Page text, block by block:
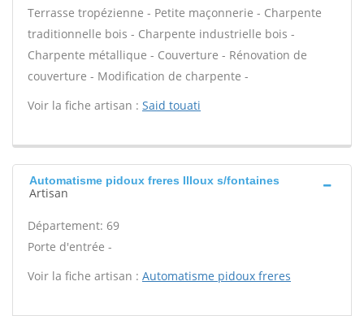
Terrasse tropézienne - Petite maçonnerie - Charpente
traditionnelle bois - Charpente industrielle bois -
Charpente métallique - Couverture - Rénovation de
couverture - Modification de charpente -
Voir la fiche artisan : Said touati
Automatisme pidoux freres Illoux s/fontaines
Artisan
Département: 69
Porte d'entrée -
Voir la fiche artisan : Automatisme pidoux freres